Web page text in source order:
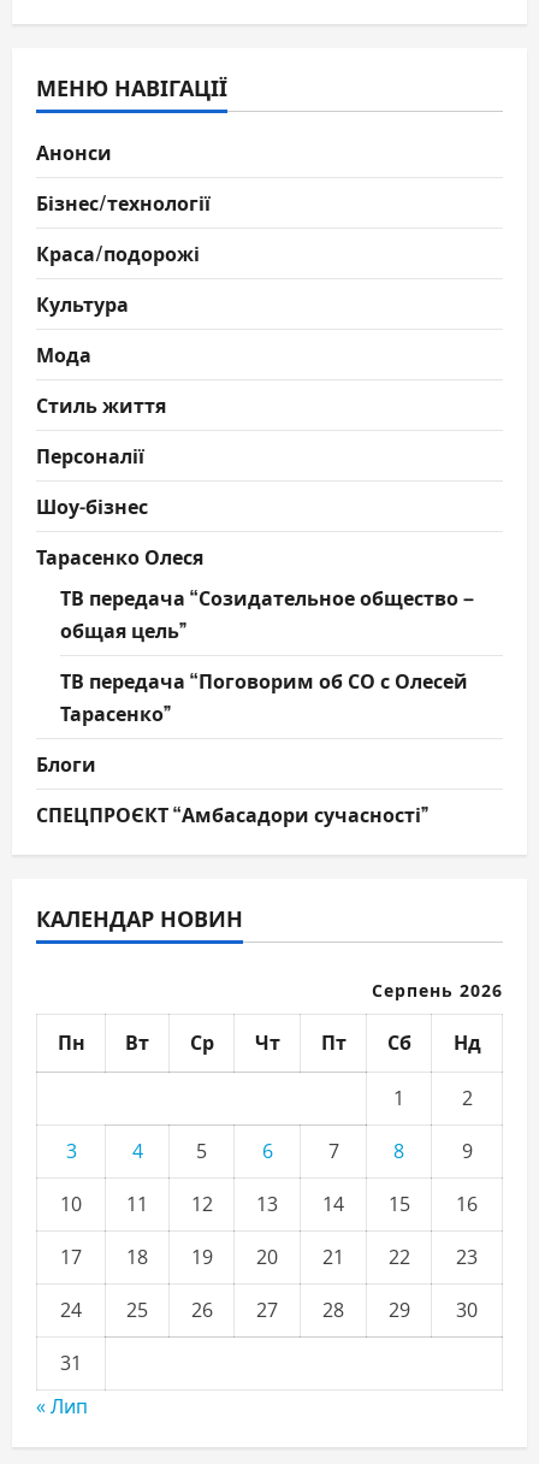
МЕНЮ НАВІГАЦІЇ
Анонси
Бізнес/технології
Краса/подорожі
Культура
Мода
Стиль життя
Персоналії
Шоу-бізнес
Тарасенко Олеся
ТВ передача “Созидательное общество –
общая цель”
ТВ передача “Поговорим об СО с Олесей
Тарасенко”
Блоги
СПЕЦПРОЄКТ “Амбасадори сучасності”
КАЛЕНДАР НОВИН
Серпень 2026
Пн Вт Ср Чт Пт Сб Нд
1
2
3
4 5 6 7 8
9
10
11 12 13 14 15
16
17
18 19 20 21 22
23
24
25 26 27 28 29
30
31
« Лип